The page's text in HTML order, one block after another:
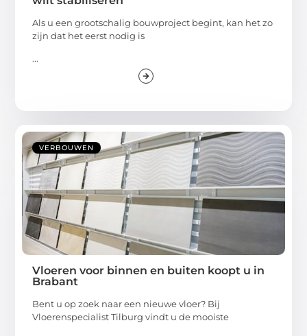
Als u een grootschalig bouwproject begint, kan het zo
zijn dat het eerst nodig is
...
VERBOUWEN
Vloeren voor binnen en buiten koopt u in
Brabant
Bent u op zoek naar een nieuwe vloer? Bij
Vloerenspecialist Tilburg vindt u de mooiste